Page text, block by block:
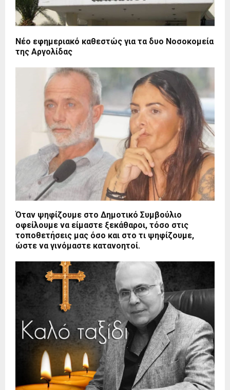
Νέο εφημεριακό καθεστώς για τα δυο Νοσοκομεία
της Αργολίδας
Όταν ψηφίζουμε στο Δημοτικό Συμβούλιο
οφείλουμε να είμαστε ξεκάθαροι, τόσο στις
τοποθετήσεις μας όσο και στο τι ψηφίζουμε,
ώστε να γινόμαστε κατανοητοί.